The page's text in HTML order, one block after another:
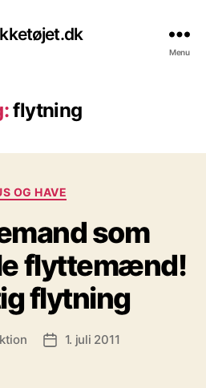
Menu
flytning
Kategorier
OG HAVE
som
flyttemænd!
flytning
Indlægsdato
1. juli 2011